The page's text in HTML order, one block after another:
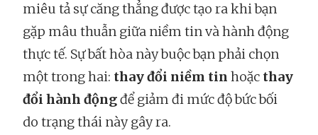
miêu tả sự căng thẳng được tạo ra khi bạn
gặp mâu thuẫn giữa niềm tin và hành động
thực tế. Sự bất hòa này buộc bạn phải chọn
một trong hai: thay đổi niềm tin hoặc thay
đổi hành độngđể giảm đi mức độ bức bối
do trạng thái này gây ra.